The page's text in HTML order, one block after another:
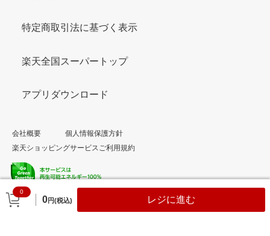
0
0円(税込) レジに進む
特定商取引法に基づく表示
楽天全国スーパートップ
アプリダウンロード
会社概要
個人情報保護方針
楽天ショッピングサービスご利用規約
© Rakuten Group, Inc.